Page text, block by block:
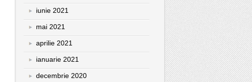
iunie 2021
mai 2021
aprilie 2021
ianuarie 2021
decembrie 2020